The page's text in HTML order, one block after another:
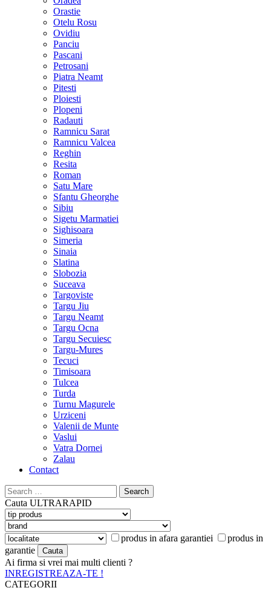
Orastie
Otelu Rosu
Ovidiu
Panciu
Pascani
Petrosani
Piatra Neamt
Pitesti
Ploiesti
Plopeni
Radauti
Ramnicu Sarat
Ramnicu Valcea
Reghin
Resita
Roman
Satu Mare
Sfantu Gheorghe
Sibiu
Sigetu Marmatiei
Sighisoara
Simeria
Sinaia
Slatina
Slobozia
Suceava
Targoviste
Targu Jiu
Targu Neamt
Targu Ocna
Targu Secuiesc
Targu-Mures
Tecuci
Timisoara
Tulcea
Turda
Turnu Magurele
Urziceni
Valenii de Munte
Vaslui
Vatra Dornei
Zalau
Contact
Search
for:
Cauta ULTRARAPID
produs in afara garantiei
produs in
garantie
Ai firma si vrei mai multi clienti ?
INREGISTREAZA-TE !
CATEGORII